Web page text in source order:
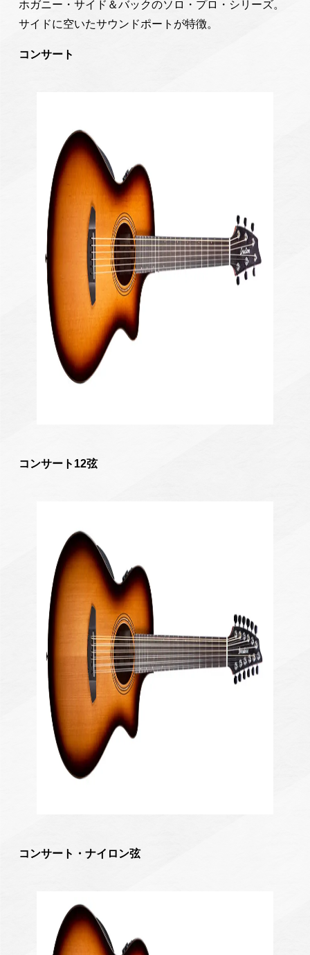
ホガニー・サイド＆バックのソロ・プロ・シリーズ。
サイドに空いたサウンドポートが特徴。
コンサート
コンサート12弦
コンサート・ナイロン弦